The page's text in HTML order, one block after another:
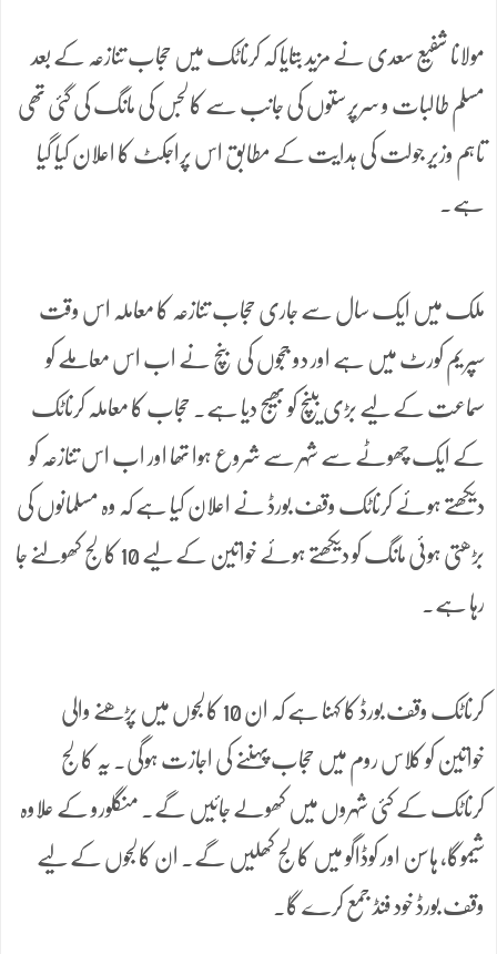
مولانا شفیع سعدی نے مزید بتایا کہ کرناٹک میں حجاب تنازعہ کے بعد
مسلم طالبات و سرپرستوں کی جانب سے کالجس کی مانگ کی گئی تھی
تاہم وزیر جولت کی ہدایت کے مطابق اس پراجکٹ کا اعلان کیا گیا
ہے۔
ملک میں ایک سال سے جاری حجاب تنازعہ کا معاملہ اس وقت
سپریم کورٹ میں ہے اور دو ججوں کی بنچ نے اب اس معاملے کو
سماعت کے لیے بڑی بینچ کو بھیج دیا ہے۔ حجاب کا معاملہ کرناٹک
کے ایک چھوٹے سے شہر سے شروع ہوا تھا اور اب اس تنازعہ کو
دیکھتے ہوئے کرناٹک وقف بورڈ نے اعلان کیا ہے کہ وہ مسلمانوں کی
بڑھتی ہوئی مانگ کو دیکھتے ہوئے خواتین کے لیے 10 کالج کھولنے جا
رہا ہے۔
کرناٹک وقف بورڈ کا کہنا ہے کہ ان 10 کالجوں میں پڑھنے والی
خواتین کو کلاس روم میں حجاب پہننے کی اجازت ہوگی۔ یہ کالج
کرناٹک کے کئی شہروں میں کھولے جائیں گے۔ منگلورو کے علاوہ
شیموگا، ہاسن اور کوڈاگو میں کالج کھلیں گے۔ ان کالجوں کے لیے
وقف بورڈ خود فنڈ جمع کرے گا۔